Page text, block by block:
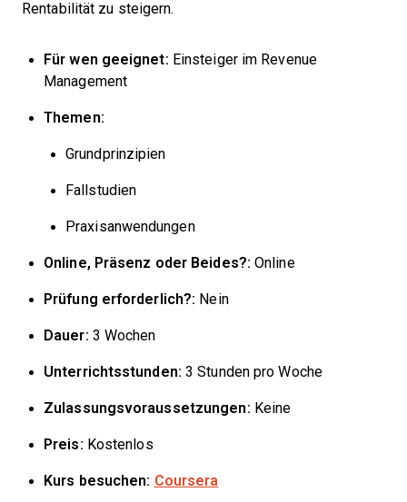
Rentabilität zu steigern.
Für wen geeignet: Einsteiger im Revenue
Management
Themen:
Grundprinzipien
Fallstudien
Praxisanwendungen
Online, Präsenz oder Beides?: Online
Prüfung erforderlich?: Nein
Dauer: 3 Wochen
Unterrichtsstunden: 3 Stunden pro Woche
Zulassungsvoraussetzungen: Keine
Preis: Kostenlos
Kurs besuchen: Coursera